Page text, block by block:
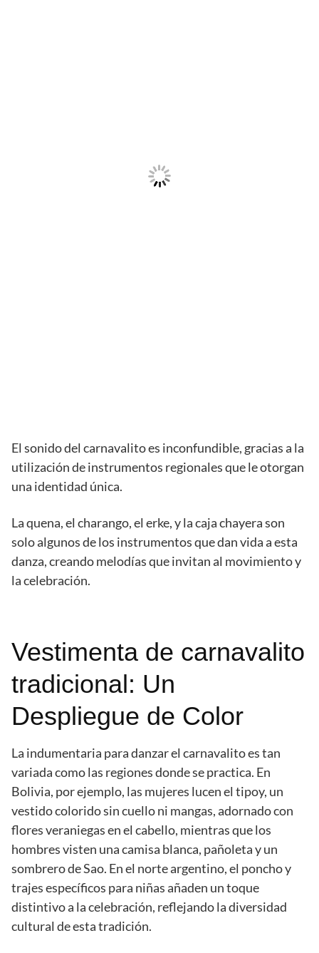
El sonido del carnavalito es inconfundible, gracias a la
utilización de instrumentos regionales que le otorgan
una identidad única.
La quena, el charango, el erke, y la caja chayera son
solo algunos de los instrumentos que dan vida a esta
danza, creando melodías que invitan al movimiento y
la celebración.
Vestimenta de carnavalito
tradicional: Un
Despliegue de Color
La indumentaria para danzar el carnavalito es tan
variada como las regiones donde se practica. En
Bolivia, por ejemplo, las mujeres lucen el tipoy, un
vestido colorido sin cuello ni mangas, adornado con
flores veraniegas en el cabello, mientras que los
hombres visten una camisa blanca, pañoleta y un
sombrero de Sao. En el norte argentino, el poncho y
trajes específicos para niñas añaden un toque
distintivo a la celebración, reflejando la diversidad
cultural de esta tradición.